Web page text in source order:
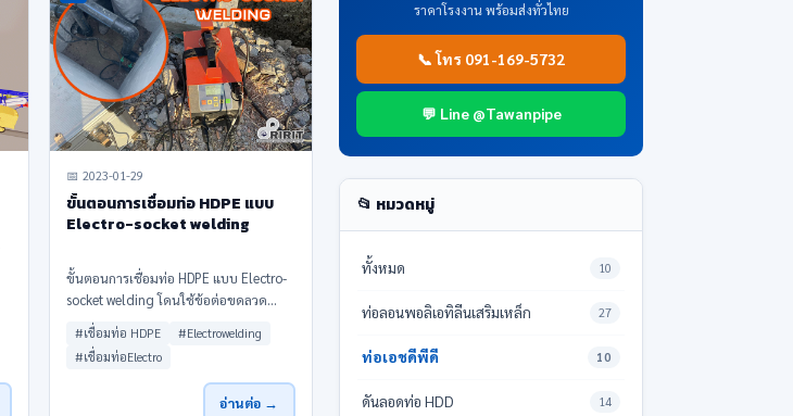
📅 2023-01-29
ขั้นตอนการเชื่อมท่อ HDPE แบบ
Electro-socket welding
ขั้นตอนการเชื่อมท่อ HDPE แบบ Electro-
socket welding โดนใช้ข้อต่อขดลวด
ความร้อน ของท่อ HDPE ตามมาตรฐาน
DVS 2207 โดยมีขั้นตอนที่ง่ายและใช้ระยะ
เวลาง่าย ได้คุณภาพไม่ต้องมีประสบการณ์
#เชื่อมท่อ HDPE
#Electrowelding
#เชื่อมท่อElectro
อ่านต่อ →
ราคาโรงงาน พร้อมส่งทั่วไทย
📞 โทร 091-169-5732
💬 Line @Tawanpipe
📂 หมวดหมู่
ทั้งหมด 10
ท่อลอนพอลิเอทิลีนเสริมเหล็ก 27
ท่อเอชดีพีดี 10
ดันลอดท่อ HDD 14